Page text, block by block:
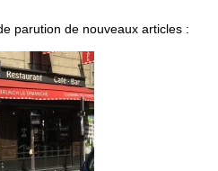
parution de nouveaux articles :